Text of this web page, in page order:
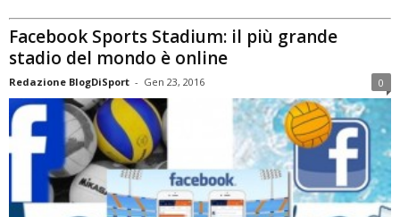
Facebook Sports Stadium: il più grande
stadio del mondo è online
Redazione BlogDiSport - Gen 23, 2016 0